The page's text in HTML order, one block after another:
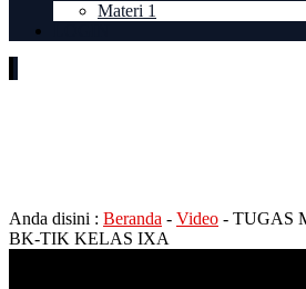
Materi 1
Anda disini : Beranda - Video - TUGAS
BK-TIK KELAS IXA